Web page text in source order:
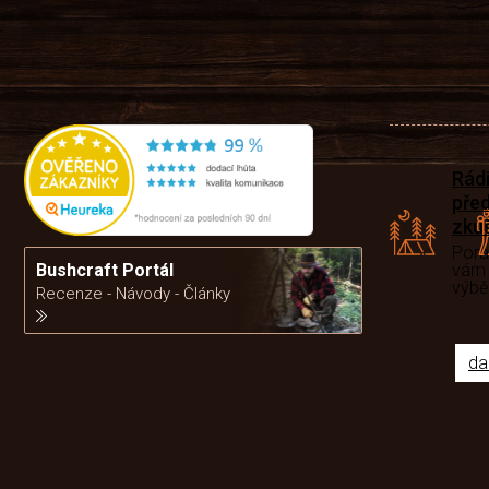
Bushcraft Portál
Recenze - Návody - Články
Rádi
vám